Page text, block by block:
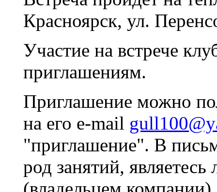
Красноярск, ул.
Участие на встрече
приглашениям.
Приглашение можно
на его e-mail
"приглашение". В
род занятий,